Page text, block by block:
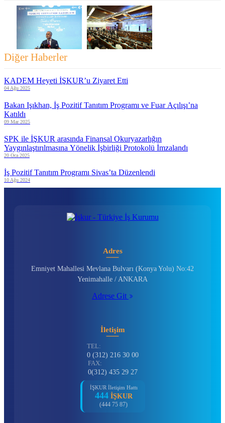
Diğer Haberler
KADEM Heyeti İŞKUR’u Ziyaret Etti
04 Ağu 2025
Bakan Işıkhan, İş Pozitif Tanıtım Programı ve Fuar Açılışı’na
Katıldı
09 Mar 2025
SPK ile İŞKUR arasında Finansal Okuryazarlığın
Yaygınlaştırılmasına Yönelik İşbirliği Protokolü İmzalandı
20 Oca 2025
İş Pozitif Tanıtım Programı Sivas’ta Düzenlendi
10 Ağu 2024
Adres
Emniyet Mahallesi Mevlana Bulvarı (Konya Yolu) No:42
Yenimahalle / ANKARA
Adrese Git
İletişim
TEL:
0 (312) 216 30 00
FAX:
0(312) 435 29 27
İŞKUR İletişim Hattı
444 İŞKUR
(444 75 87)